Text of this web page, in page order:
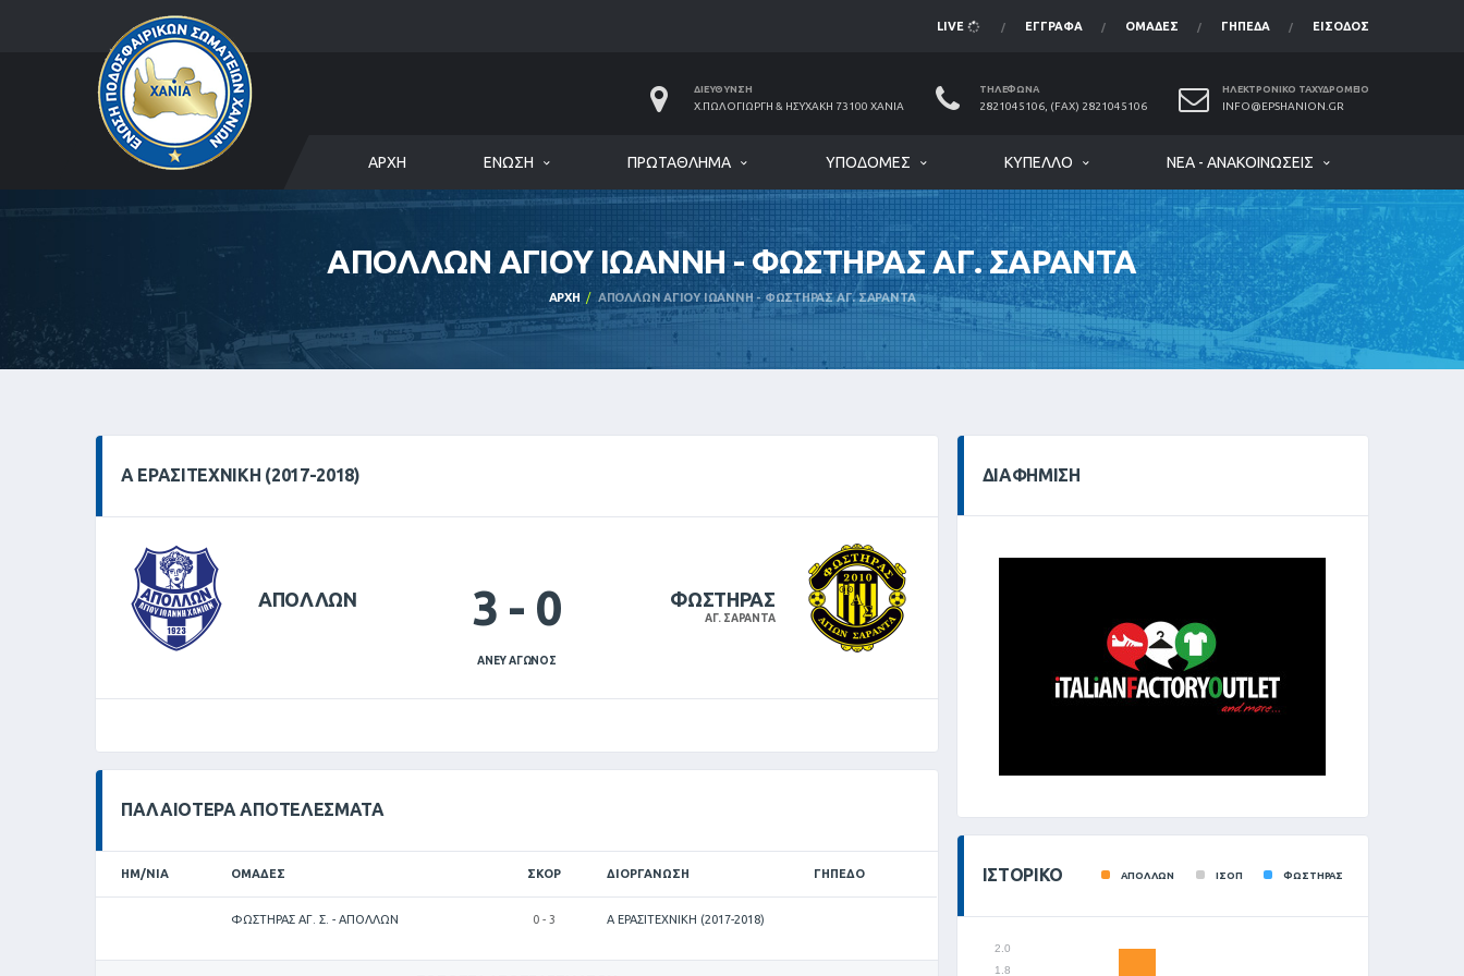
LIVE ΈΓΓΡΑΦΑ ΟΜΆΔΕΣ ΓΉΠΕΔΑ ΕΊΣΟΔΟΣ
ΔΙΕΎΘΥΝΣΗ
Χ.ΠΩΛΟΓΙΏΡΓΗ & ΗΣΥΧΆΚΗ 73100 ΧΑΝΙΆ
ΤΗΛΈΦΩΝΑ
2821045106, (FAX) 2821045106
ΗΛΕΚΤΡΟΝΙΚΌ ΤΑΧΥΔΡΟΜΕΊΟ
INFO@EPSHANION.GR
ΑΡΧΉ ΈΝΩΣΗ ΠΡΩΤΆΘΛΗΜΑ ΥΠΟΔΟΜΈΣ ΚΎΠΕΛΛΟ ΝΈΑ - ΑΝΑΚΟΙΝΏΣΕΙΣ
ΑΠΟΛΛΩΝ ΑΓΙΟΥ ΙΩΑΝΝΗ - ΦΩΣΤΗΡΑΣ ΑΓ. ΣΑΡΑΝΤΑ
ΑΡΧΉ ΑΠΟΛΛΩΝ ΑΓΙΟΥ ΙΩΑΝΝΗ - ΦΩΣΤΗΡΑΣ ΑΓ. ΣΑΡΑΝΤΑ
Α ΕΡΑΣΙΤΕΧΝΙΚΗ (2017-2018)
ΑΠΟΛΛΩΝ 3 - 0
ΑΝΕΥ ΑΓΩΝΟΣ
ΦΩΣΤΗΡΑΣ
ΑΓ. ΣΑΡΑΝΤΑ
ΠΑΛΑΙΌΤΕΡΑ ΑΠΟΤΕΛΈΣΜΑΤΑ
ΗΜ/ΝΊΑ ΟΜΆΔΕΣ ΣΚΟΡ ΔΙΟΡΓΆΝΩΣΗ ΓΉΠΕΔΟ
ΦΩΣΤΗΡΑΣ ΑΓ. Σ. - ΑΠΟΛΛΩΝ 0 - 3 Α ΕΡΑΣΙΤΕΧΝΙΚΗ (2017-2018)
ΔΙΑΦΉΜΙΣΗ
ΙΣΤΟΡΙΚΌ ΑΠΟΛΛΩΝ ΙΣΟΠ ΦΩΣΤΗΡΑΣ